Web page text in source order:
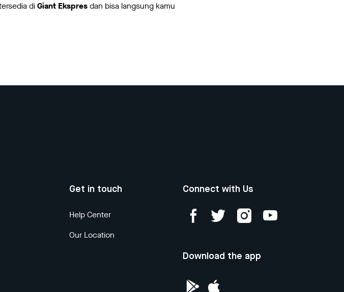
diGiant Ekspresdan bisa langsung kamu
Get in touch
Help Center
Our Location
Connect with Us
Download the app